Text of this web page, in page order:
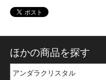
ほかの商品を探す